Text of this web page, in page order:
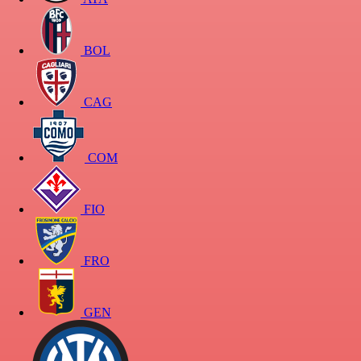
BOL
CAG
COM
FIO
FRO
GEN